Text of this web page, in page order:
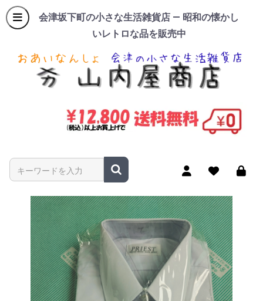
会津坂下町の小さな生活雑貨店 — 昭和の懐かし
いレトロな品を販売中
商品名やキーワードを入力